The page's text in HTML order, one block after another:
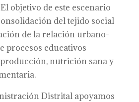
objetivo de este escenario
del tejido social
de la relación urbano-
procesos educativos
nutrición sana y
Distrital apoyamos